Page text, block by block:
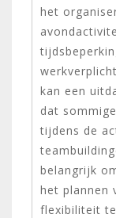
het
kan een
dat
tijdens de
belangrijk
het plannen
flexibiliteit